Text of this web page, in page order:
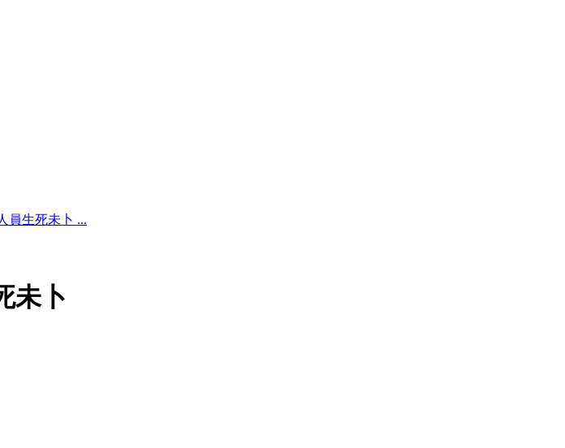
員生死未卜 ...
未卜